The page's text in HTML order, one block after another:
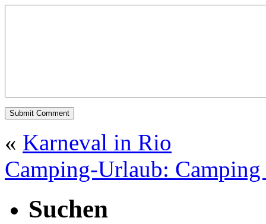
« Karneval in Rio
Camping-Urlaub:
Suchen